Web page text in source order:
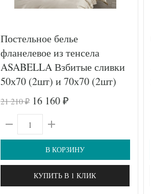
Постельное белье
фланелевое из тенсела
ASABELLA Взбитые сливки
50х70 (2шт) и 70х70 (2шт)
евро
21 210₽ 16 160 ₽
В КОРЗИНУ
КУПИТЬ В 1 КЛИК